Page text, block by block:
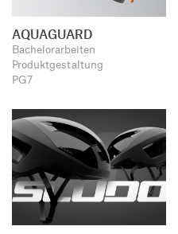
AQUAGUARD
Bachelorarbeiten
Produktgestaltung
PG7